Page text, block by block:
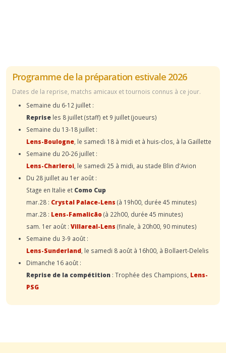
Programme de la préparation estivale 2026
Dates de la reprise, matchs amicaux et tournois connus à ce jour.
Semaine du 6-12 juillet :
Reprise les 8 juillet (staff) et 9 juillet (joueurs)
Semaine du 13-18 juillet :
Lens-Boulogne , le samedi 18 à midi et à huis-clos, à la Gaillette
Semaine du 20-26 juillet :
Lens-Charleroi , le samedi 25 à midi, au stade Blin d'Avion
Du 28 juillet au 1er août :
Stage en Italie et Como Cup
mar.28 : Crystal Palace-Lens (à 19h00, durée 45 minutes)
mar.28 : Lens-Famalicão(à 22h00, durée 45 minutes)
sam. 1er août : Villareal-Lens (finale, à 20h00, 90 minutes)
Semaine du 3-9 août :
Lens-Sunderland , le samedi 8 août à 16h00, à Bollaert-Delelis
Dimanche 16 août :
Reprise de la compétition : Trophée des Champions, Lens-
PSG